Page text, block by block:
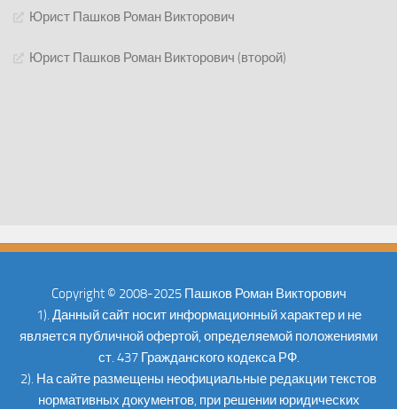
Юрист Пашков Роман Викторович
Юрист Пашков Роман Викторович (второй)
Copyright © 2008-2025 Пашков Роман Викторович
1). Данный сайт носит информационный характер и не
является публичной офертой, определяемой положениями
ст. 437 Гражданского кодекса РФ.
2). На сайте размещены неофициальные редакции текстов
нормативных документов, при решении юридических